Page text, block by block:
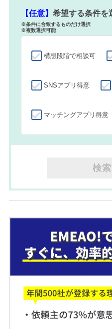
【任意】希望する条件を
※条件に合致するものだけ選択
※複数選択可能
構想段階で相談可
SNSアプリ得意
マッチングアプリ得意
検